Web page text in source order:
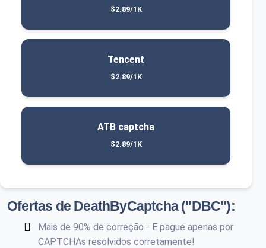
$2.89/1K
Tencent
$2.89/1K
ATB captcha
$2.89/1K
Ofertas de DeathByCaptcha ("DBC"):
Mais de 90% de correção - E pague apenas por
CAPTCHAs resolvidos corretamente!